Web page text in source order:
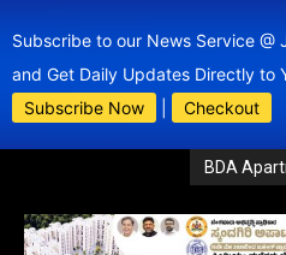
Subscribe to our News Service @
and Get Daily Updates Directly to
Subscribe Now
Checkout
BDA